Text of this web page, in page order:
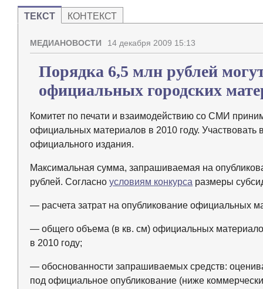
ТЕКСТ КОНТЕКСТ
МЕДИАНОВОСТИ 14 декабря 2009 15:13
Порядка 6,5 млн рублей
официальных городских
Комитет по печати и взаимодействию со СМИ
официальных материалов в 2010 году. Участвовать
официального издания.
Максимальная сумма, запрашиваемая на
рублей. Согласно условиям конкурса размеры
— расчета затрат на опубликование официальных
— общего объема (в кв. см) официальных
в 2010 году;
— обоснованности запрашиваемых средств:
под официальное опубликование (ниже